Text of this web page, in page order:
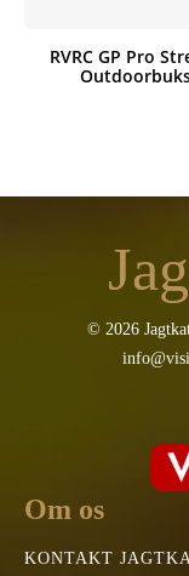
RVRC GP Pro
© 2026
Om os
KONTAKT